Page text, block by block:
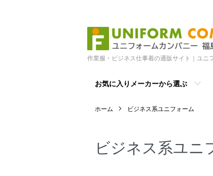
作業服・ビジネス仕事着の通販サイト｜ユニ
お気に入りメーカーから選ぶ
ホーム ビジネス系ユニフォーム
ビジネス系ユニ